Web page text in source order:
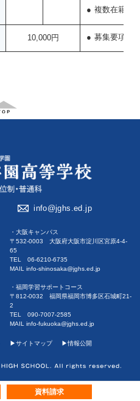
資料請求
複数在籍校
10,000円 募集要項冊
info@jghs.ed.jp
・大阪キャンパス
〒532-0003 大阪府大阪市淀川区宮原4-4-
65
TEL 06-6210-6735
MAIL info-shinosaka@jghs.ed.jp
・福岡学習サポートコース
〒812-0032 福岡県福岡市博多区石城町21-
2
TEL 090-7007-2585
MAIL info-fukuoka@jghs.ed.jp
▶︎サイトマップ ▶︎情報公開